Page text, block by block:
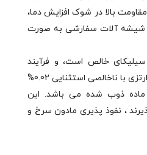
بالا در شوک افزایش دما،
شیشه آلات سفارشی به صورت
خالص است، و فرآیند
تولید آن شامل ذوب شدن کوارتزی با ناخالصی استثنایی 0.02%
ذوب شده می باشد. این
، نفوذ پذیری مادون سرخ و